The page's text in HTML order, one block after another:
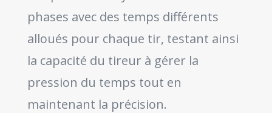
phases avec des temps différents
alloués pour chaque tir, testant ainsi
la capacité du tireur à gérer la
pression du temps tout en
maintenant la précision.